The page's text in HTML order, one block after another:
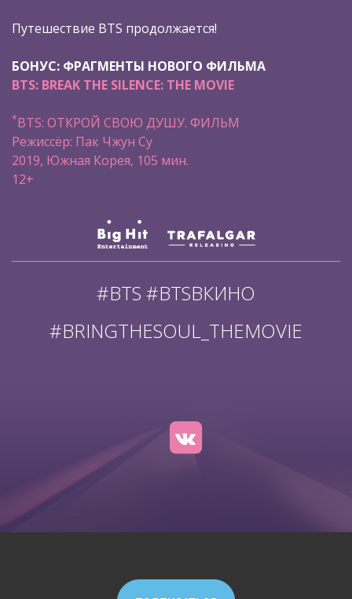
Путешествие BTS продолжается!
БОНУС: ФРАГМЕНТЫ НОВОГО ФИЛЬМА
BTS: BREAK THE SILENCE: THE MOVIE
*BTS: ОТКРОЙ СВОЮ ДУШУ. ФИЛЬМ
Режиссёр: Пак Чжун Су
2019, Южная Корея, 105 мин.
12+
#BTS #BTSВКИНО
#BRINGTHESOUL_THEMOVIE